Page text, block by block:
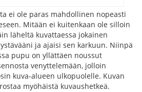
ei ole paras mahdollinen nopeasti
Mitään ei kuitenkaan ole silloin
läheltä kuvattaessa jokainen
ja ajaisi sen karkuun. Niinpä
pupu on yllättäen noussut
venyttelemään, jolloin
kuva-alueen ulkopuolelle. Kuvan
myöhäistä kuvaushetkeä.